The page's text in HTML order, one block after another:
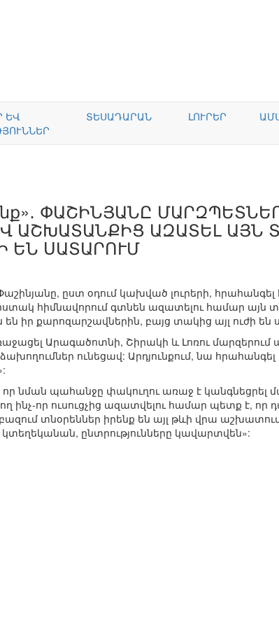
ԵՎ
ՏԵՍԱԴԱՐԱՆ ԼՈՒՐԵՐ
ՓԱՇԻՆՅԱՆԸ
ԱՇԽԱՏԱՆՔԻՑ ԱԶԱՏԵԼ ԱՅՆ
ԵՆ ՍԱՏԱՐՈՒՄ
Փաշինյանը, ըստ օդում կախված լուրերի,
հիմնավորում գտնեն ազատելու համար այն
իր քարոզարշավներին, բայց տակից այլ ուժի են
Արագածոտնի, Շիրակի և Լոռու
ունեցավ: Արդյունքում, նա
որ նման պահանջը փակուղու առաջ է կանգնեցրել
ինչ-որ ուսուցչից ազատվելու համար պետք է,
տնօրեններ իրենք են այլ թևի վրա
ընտրությունները կավարտվեն»: